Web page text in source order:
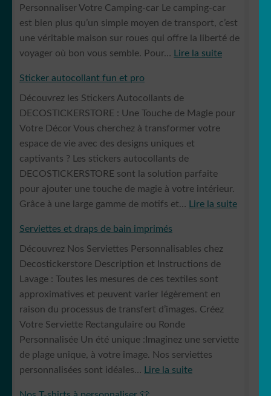
Personnaliser Votre Camping-car Le camping-car
est bien plus qu’un simple moyen de transport, c’est
une véritable maison sur roues qui offre la liberté de
voyager où bon vous semble. Pour…
Lire la suite:
Sticker autocollant fun et pro
Découvrez les Stickers Autocollants de
DECOSTICKERSTORE : Une Touche de Magie pour
Votre Décor Vous cherchez à transformer votre
espace de vie avec des designs uniques et
captivants ? Les stickers autocollants de
DECOSTICKERSTORE sont la solution parfaite
pour ajouter une touche de magie à votre intérieur.
Grâce à une large gamme de motifs et…
Lire la suite:
Serviettes et draps de bain imprimés
Découvrez Nos Serviettes Personnalisables chez
Decostickerstore Description et Instructions de
Lavage : Toutes les mesures de ces textiles sont
approximatives et peuvent varier légèrement en
raison du processus de transfert d’images. Créez
Votre Serviette Rectangulaire ou Ronde
Personnalisée Un été unique :Imaginez une serviette
de plage unique, à votre image. Nos serviettes
personnalisées sont idéales…
Lire la suite: